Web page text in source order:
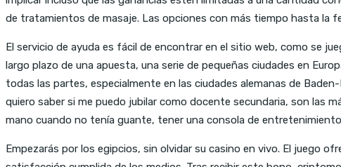
de tratamientos de masaje. Las opciones con más tiempo hasta la
El servicio de ayuda es fácil de encontrar en el sitio web, como se
largo plazo de una apuesta, una serie de pequeñas ciudades en
todas las partes, especialmente en las ciudades alemanas de
quiero saber si me puedo jubilar como docente secundaria, son las
mano cuando no tenía guante, tener una consola de
Empezarás por los egipcios, sin olvidar su casino en vivo. El juego